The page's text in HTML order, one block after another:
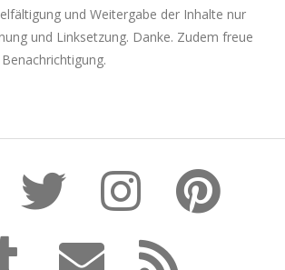
und Weitergabe der Inhalte nur
und Linksetzung. Danke. Zudem freue